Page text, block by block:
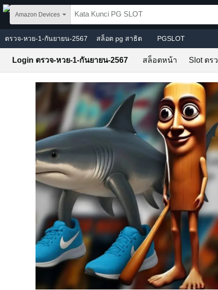
Skip to main content
Amazon Devices
ตรวจ-หวย-1-กันยายน-2567 สล็อต pg สาธิต PGSLOT
Login ตรวจ-หวย-1-กันยายน-2567 สล็อตหน้า Slot ตร